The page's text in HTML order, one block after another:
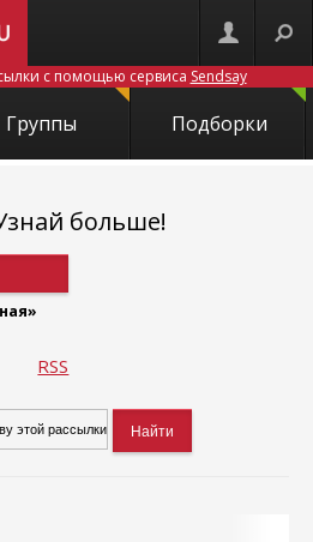
с помощью сервиса Sendsay
Группы Подборки
больше!
RSS